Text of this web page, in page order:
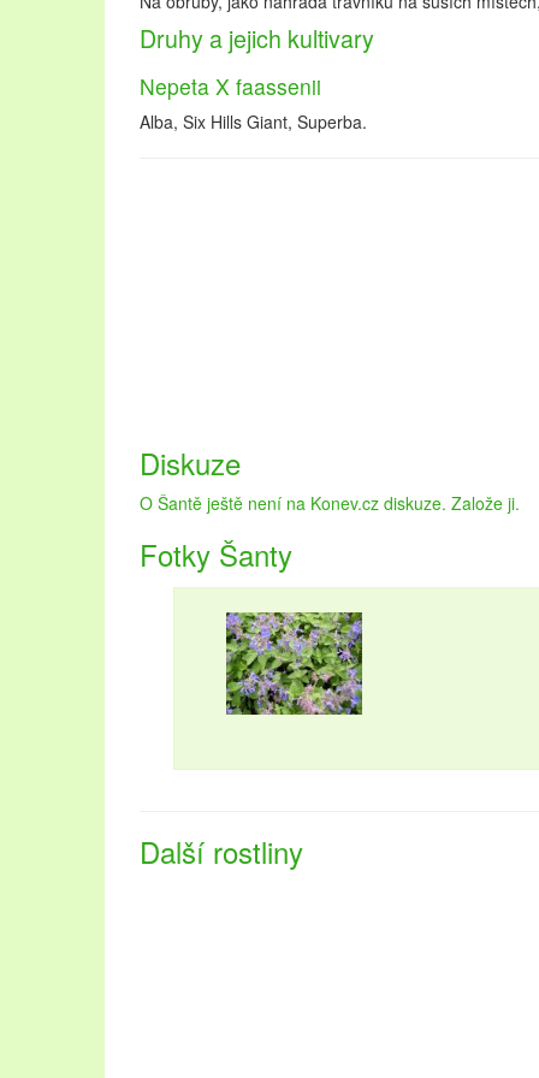
Druhy a jejich kultivary
Nepeta X faassenii
Alba, Six Hills Giant, Superba.
Oblast Lednicko-valtického areálu návštěvníkům
krásné zahrady. Pojďte strávit dovolenou na
navštěvovaných městech na stránkách
ubytování
upřednostňujete přírodu a les, vyberte si
Dovolená v této lokalitě se vyplatí v každém ročním
vinobraní.
Diskuze
O Šantě ještě není na Konev.cz diskuze. Založe ji.
Fotky Šanty
Další rostliny